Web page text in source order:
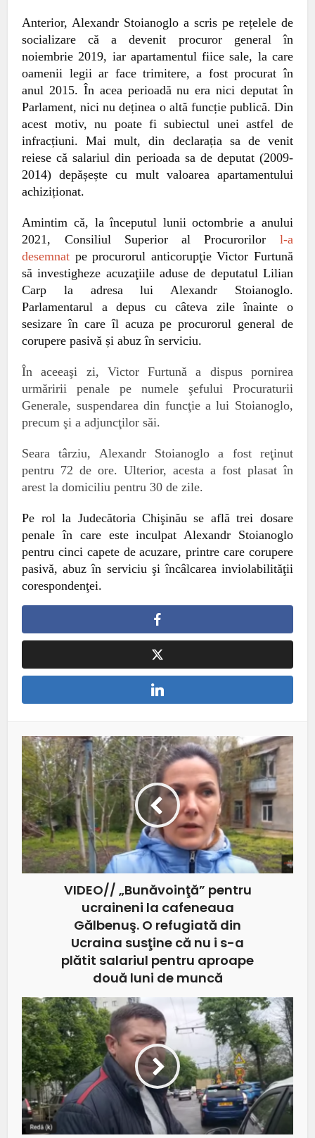
Anterior, Alexandr Stoianoglo a scris pe rețelele de
socializare că a devenit procuror general în
noiembrie 2019, iar apartamentul fiice sale, la care
oamenii legii ar face trimitere, a fost procurat în
anul 2015. În acea perioadă nu era nici deputat în
Parlament, nici nu deținea o altă funcție publică. Din
acest motiv, nu poate fi subiectul unei astfel de
infracțiuni. Mai mult, din declarația sa de venit
reiese că salariul din perioada sa de deputat (2009-
2014) depășește cu mult valoarea apartamentului
achiziționat.
Amintim că, la începutul lunii octombrie a anului
2021, Consiliul Superior al Procurorilor l-a
desemnat pe procurorul anticorupţie Victor Furtună
să investigheze acuzaţiile aduse de deputatul Lilian
Carp la adresa lui Alexandr Stoianoglo.
Parlamentarul a depus cu câteva zile înainte o
sesizare în care îl acuza pe procurorul general de
corupere pasivă și abuz în serviciu.
În aceeaşi zi, Victor Furtună a dispus pornirea
urmăririi penale pe numele şefului Procuraturii
Generale, suspendarea din funcţie a lui Stoianoglo,
precum şi a adjuncţilor săi.
Seara târziu, Alexandr Stoianoglo a fost reţinut
pentru 72 de ore. Ulterior, acesta a fost plasat în
arest la domiciliu pentru 30 de zile.
Pe rol la Judecătoria Chişinău se află trei dosare
penale în care este inculpat Alexandr Stoianoglo
pentru cinci capete de acuzare, printre care corupere
pasivă, abuz în serviciu şi încâlcarea inviolabilităţii
corespondenţei.
VIDEO// „Bunăvoinţă” pentru
ucraineni la cafeneaua
Gălbenuş. O refugiată din
Ucraina susţine că nu i s-a
plătit salariul pentru aproape
două luni de muncă